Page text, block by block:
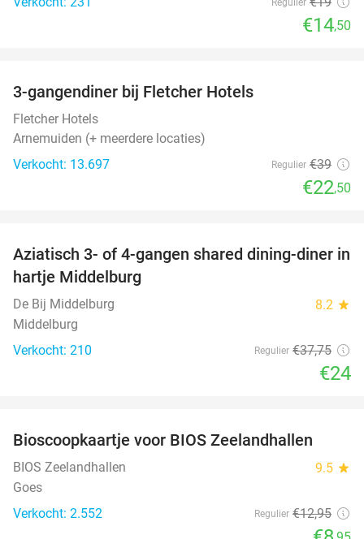
€14,50
3-gangendiner bij Fletcher Hotels
Fletcher Hotels
Arnemuiden (+ meerdere locaties)
Verkocht: 13.697
Regulier €39
€22,50
36%
Aziatisch 3- of 4-gangen shared dining-diner in
hartje Middelburg
De Bij Middelburg 8.2 star
Middelburg
Verkocht: 210
Regulier €37,75
€24
Bioscoopkaartje voor BIOS Zeelandhallen
BIOS Zeelandhallen 9.5 star
Goes
Verkocht: 2.552
Regulier €12,95